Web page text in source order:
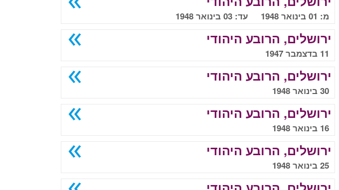
מ: 01 בינואר 1948 עד: 03 בינואר 1948
ירושלים, הרובע היהודי
11 בדצמבר 1947
ירושלים, הרובע היהודי
30 בינואר 1948
ירושלים, הרובע היהודי
16 בינואר 1948
ירושלים, הרובע היהודי
25 בינואר 1948